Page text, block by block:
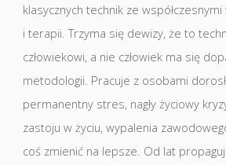
klasycznych technik ze
i terapii. Trzyma się dewizy, że to
człowiekowi, a nie człowiek ma się
metodologii. Pracuje z osobami
permanentny stres, nagły życiowy
zastoju w życiu, wypalenia
coś zmienić na lepsze. Od lat